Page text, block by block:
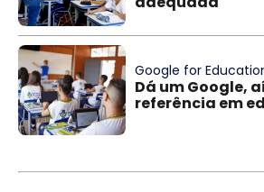
Google for
Dá um Google,
referência em